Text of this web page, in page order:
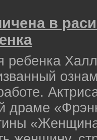
в
ребенка
драме